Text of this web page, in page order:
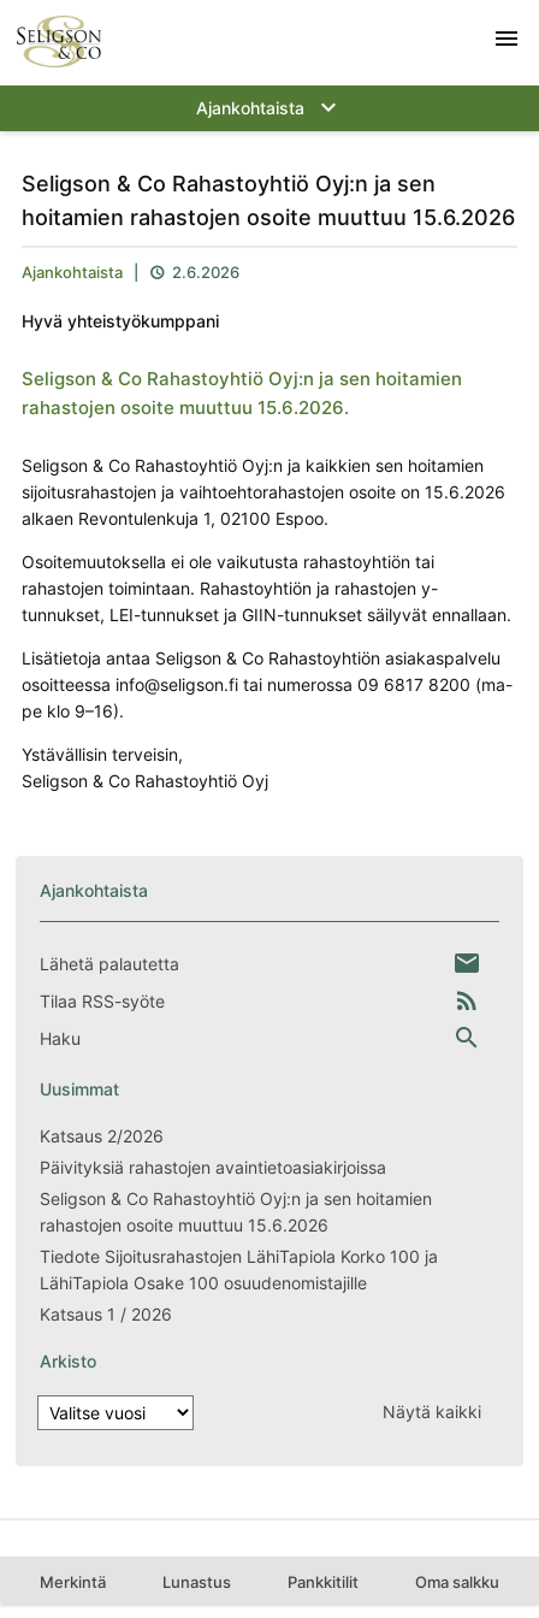
menu
Ajankohtaista keyboard_arrow_down
Seligson & Co Rahastoyhtiö Oyj:n ja sen
hoitamien rahastojen osoite muuttuu 15.6.2026
Ajankohtaista 2.6.2026
Hyvä yhteistyökumppani
Seligson & Co Rahastoyhtiö Oyj:n ja sen hoitamien
rahastojen osoite muuttuu 15.6.2026.
Seligson & Co Rahastoyhtiö Oyj:n ja kaikkien sen hoitamien
sijoitusrahastojen ja vaihtoehtorahastojen osoite on 15.6.2026
alkaen Revontulenkuja 1, 02100 Espoo.
Osoitemuutoksella ei ole vaikutusta rahastoyhtiön tai
rahastojen toimintaan. Rahastoyhtiön ja rahastojen y-
tunnukset, LEI-tunnukset ja GIIN-tunnukset säilyvät ennallaan.
Lisätietoja antaa Seligson & Co Rahastoyhtiön asiakaspalvelu
osoitteessa
‎ tai numerossa 09 6817 8200 (ma-
pe klo 9–16).
Ystävällisin terveisin,
Seligson & Co Rahastoyhtiö Oyj
Ajankohtaista
Lähetä palautetta email
Tilaa RSS-syöte rss_feed
Haku search
Uusimmat
Katsaus 2/2026
Päivityksiä rahastojen avaintietoasiakirjoissa
Seligson & Co Rahastoyhtiö Oyj:n ja sen hoitamien
rahastojen osoite muuttuu 15.6.2026
Tiedote Sijoitusrahastojen LähiTapiola Korko 100 ja
LähiTapiola Osake 100 osuudenomistajille
Katsaus 1 / 2026
Arkisto
Näytä kaikki
Merkintä Lunastus Pankkitilit Oma salkku